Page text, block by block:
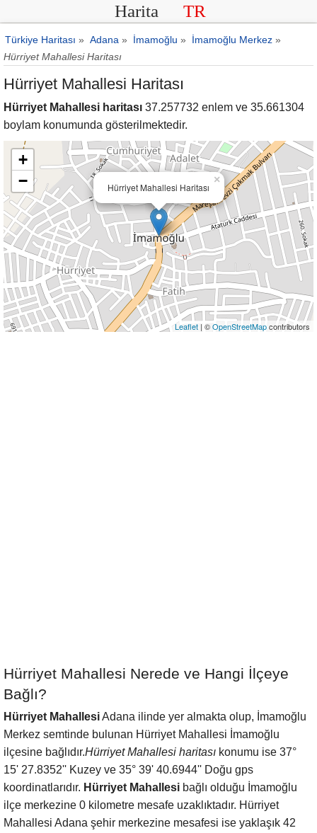
Harita TR
Türkiye Haritası » Adana » İmamoğlu » İmamoğlu Merkez »
Hürriyet Mahallesi Haritası
Hürriyet Mahallesi Haritası
Hürriyet Mahallesi haritası 37.257732 enlem ve 35.661304
boylam konumunda gösterilmektedir.
Hürriyet Mahallesi Haritası
×
+
−
Leaflet | ©OpenStreetMapcontributors
Hürriyet Mahallesi Nerede ve Hangi İlçeye
Bağlı?
Hürriyet MahallesiAdana ilinde yer almakta olup, İmamoğlu
Merkez semtinde bulunan Hürriyet Mahallesi İmamoğlu
ilçesine bağlıdır.Hürriyet Mahallesi haritası konumu ise 37°
15' 27.8352'' Kuzey ve 35° 39' 40.6944'' Doğu gps
koordinatlarıdır. Hürriyet Mahallesi bağlı olduğu İmamoğlu
ilçe merkezine 0 kilometre mesafe uzaklıktadır. Hürriyet
Mahallesi Adana şehir merkezine mesafesi ise yaklaşık 42